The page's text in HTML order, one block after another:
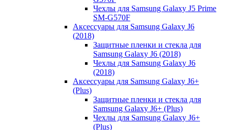
Чехлы для Samsung Galaxy J5 Prime
SM-G570F
Аксессуары для Samsung Galaxy J6
(2018)
Защитные пленки и стекла для
Samsung Galaxy J6 (2018)
Чехлы для Samsung Galaxy J6
(2018)
Аксессуары для Samsung Galaxy J6+
(Plus)
Защитные пленки и стекла для
Samsung Galaxy J6+ (Plus)
Чехлы для Samsung Galaxy J6+
(Plus)